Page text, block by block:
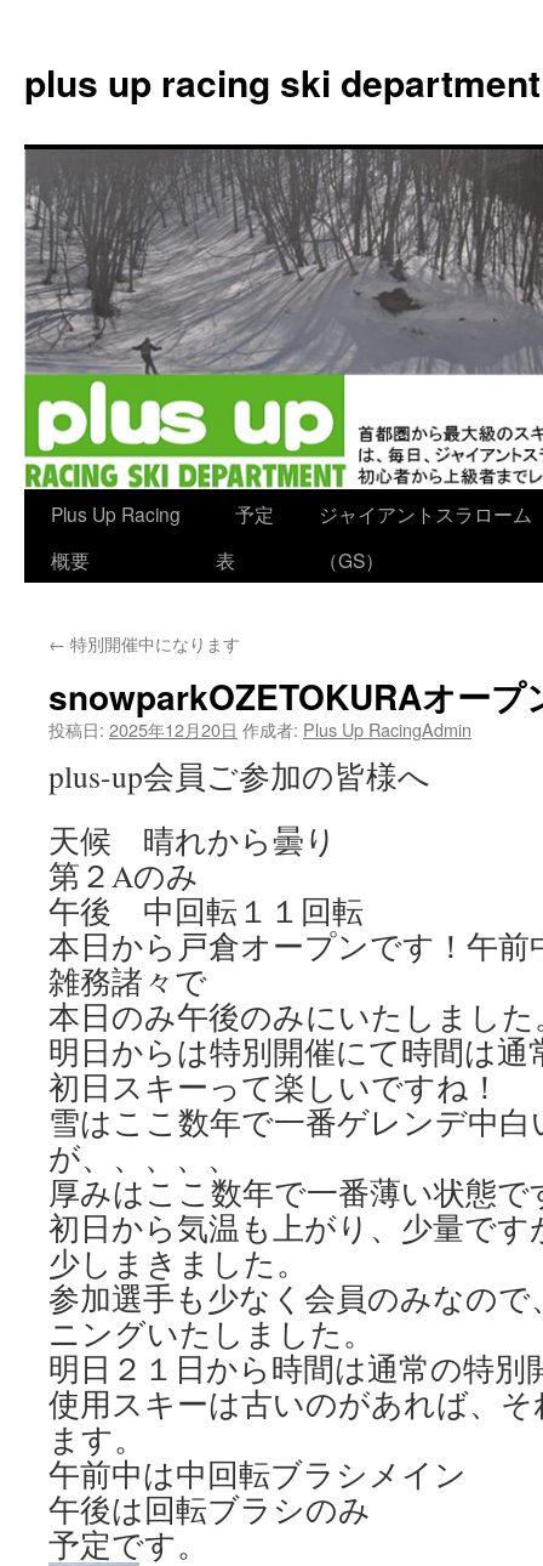
plus up racing ski department
ン
ン
ツ
へ
ス
キ
Plus Up Racing
概要
予定
表
ジャイアントスラローム
（GS）
← 特別開催中になります
snowparkOZETOKURAオープ
投稿日: 2025年12月20日 作成者: Plus Up RacingAdmin
plus-up会員ご参加の皆様へ
天候 晴れから曇り
第２Aのみ
午後 中回転１１回転
本日から戸倉オープンです！午前
雑務諸々で
本日のみ午後のみにいたしました
明日からは特別開催にて時間は
初日スキーって楽しいですね！
雪はここ数年で一番ゲレンデ中白
が、、、、、
厚みはここ数年で一番薄い状態で
初日から気温も上がり、少量で
少しまきました。
参加選手も少なく会員のみなの
ニングいたしました。
明日２１日から時間は通常の特別
使用スキーは古いのがあれば、
ます。
午前中は中回転ブラシメイン
午後は回転ブラシのみ
予定です。